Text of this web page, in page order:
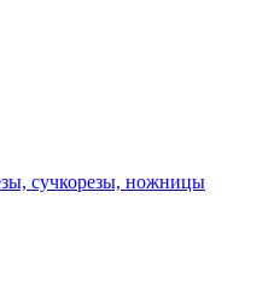
сучкорезы, ножницы